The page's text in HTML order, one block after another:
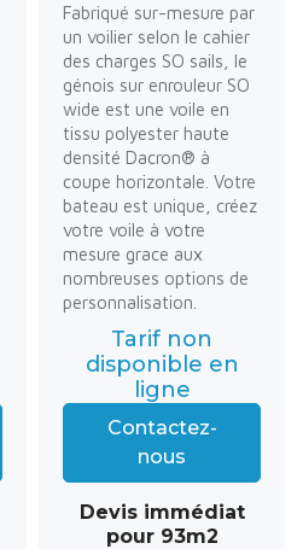
Fabriqué sur-mesure par
un voilier selon le cahier
des charges SO sails, le
génois sur enrouleur SO
wide est une voile en
tissu polyester haute
densité Dacron® à
coupe horizontale. Votre
bateau est unique, créez
votre voile à votre
mesure grace aux
nombreuses options de
personnalisation.
Tarif non
disponible en
ligne
Contactez-
nous
Devis immédiat
pour 93m2